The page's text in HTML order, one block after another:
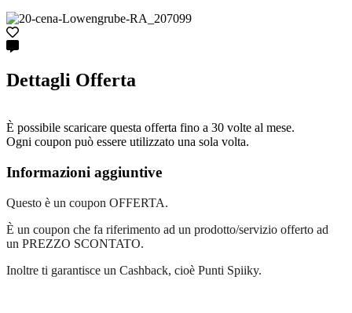
Dettagli Offerta
È possibile scaricare questa offerta fino a 30 volte al mese.
Ogni coupon può essere utilizzato una sola volta.
Informazioni aggiuntive
Questo è un coupon OFFERTA.
È un coupon che fa riferimento ad un prodotto/servizio offerto ad
un PREZZO SCONTATO.
Inoltre ti garantisce un Cashback, cioè Punti Spiiky.